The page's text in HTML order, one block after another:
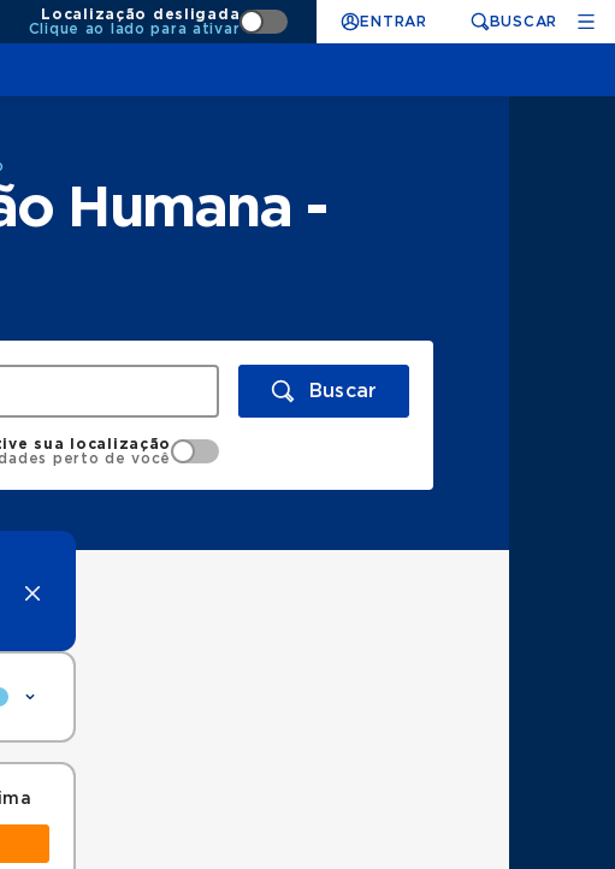
Localização desligada
Clique ao lado para ativar
ENTRAR BUSCAR
Humana -
Buscar
sua localização
perto de você